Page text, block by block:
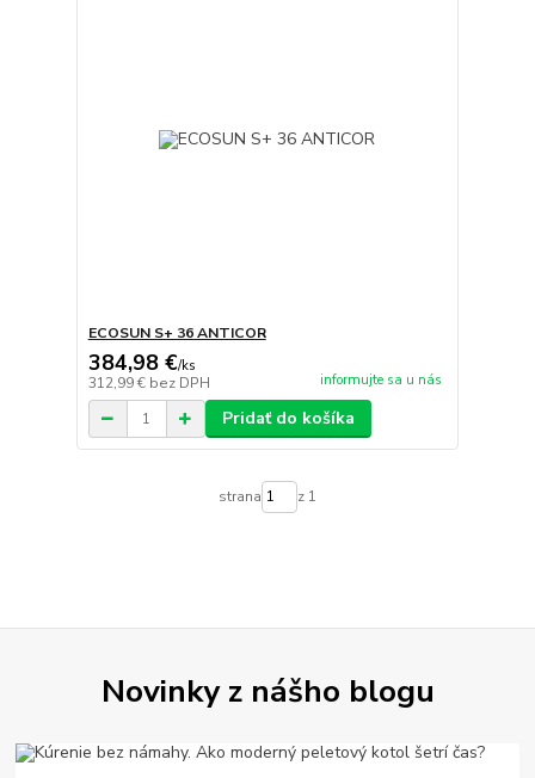
ECOSUN S+ 36 ANTICOR
384,98 €/ks
312,99 € bez DPH informujte sa u nás
Pridať do košíka
strana z 1
Novinky z nášho blogu